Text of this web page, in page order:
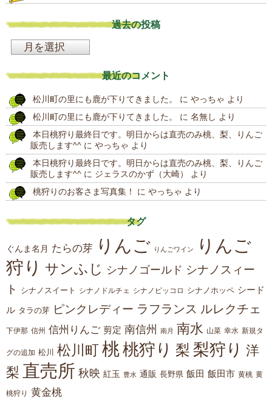
過去の投稿
投
稿
最近のコメント
松川町の里にも鹿が下りてきました。 に やっちゃ より
松川町の里にも鹿が下りてきました。
に 名無し より
本日桃狩り最終日です。明日からは直売のみ桃、梨、りんご
販売します^^ に やっちゃ より
本日桃狩り最終日です。明日からは直売のみ桃、梨、りんご
販売します^^ に ジェラスのかず（大崎）
より
桃狩りのお客さま写真集！
に やっちゃ より
タグ
ぐんま名月 たらの芽 りんご りんごワイン
りんご
狩り サンふじ シナノゴールド シナノスィー
ト
シナノスイート シナノドルチェ シナノピッコロ シナノホッペ シード
ル タラの芽 ピンクレディー ラフランス ルレクチェ
下伊那 信州 信州りんご 剪定 南信州 南月 南水 山菜 幸水 新規タ
グの追加 松川 松川町 桃桃狩り 梨 梨狩り 洋
梨 直売所 秋映 紅玉 豊水 通販 長野県 飯田 飯田市 黄桃 黄
桃狩り 黄金桃